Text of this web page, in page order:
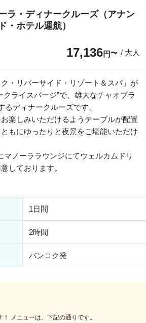
ラ・ディナークルーズ（アナン
・ホテル運航）
17,136円 / 大人
ク・リバーサイド・リゾート＆スパ」が
クライスバージ”で、雄大なチャオプラ
るディナークルーズです。
楽しみいただけるようテーブルが配置
もにゆったりと夜景をご堪能いただけ
ノーララウンジにてウェルカムドリ
しております。
1日間
2時間
バンコク発
メニューは、下記の通りです。